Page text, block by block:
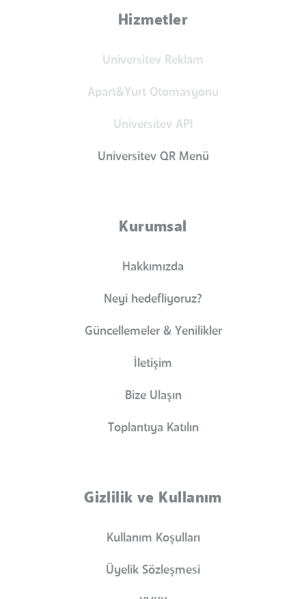
Hizmetler
Universitev Reklam
Apart&Yurt Otomasyonu
Universitev API
Universitev QR Menü
Kurumsal
Hakkımızda
Neyi hedefliyoruz?
Güncellemeler & Yenilikler
İletişim
Bize Ulaşın
Toplantıya Katılın
Gizlilik ve Kullanım
Kullanım Koşulları
Üyelik Sözleşmesi